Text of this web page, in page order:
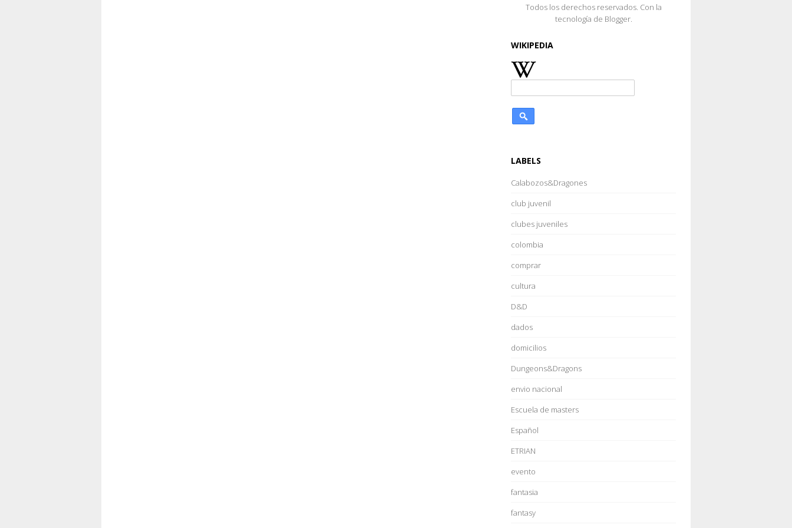
Todos los derechos reservados. Con la
tecnología de Blogger.
WIKIPEDIA
LABELS
Calabozos&Dragones
club juvenil
clubes juveniles
colombia
comprar
cultura
D&D
dados
domicilios
Dungeons&Dragons
envio nacional
Escuela de masters
Español
ETRIAN
evento
fantasia
fantasy